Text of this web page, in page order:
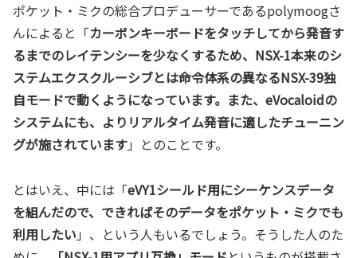
ポケット・ミクの総合プロデューサーであるpolymoogさ
んによると「カーボンキーボードをタッチしてから発音す
るまでのレイテンシーを少なくするため、NSX-1本来のシ
ステムエクスクルーシブとは命令体系の異なるNSX-39独
自モードで動くようになっています。また、eVocaloidの
システムにも、よりリアルタイム発音に適したチューニン
グが施されています」とのことです。
とはいえ、中には「eVY1シールド用にシーケンスデータ
を組んだので、できればそのデータをポケット・ミクでも
利用したい 」、という人もいるでしょう。そうした人のた